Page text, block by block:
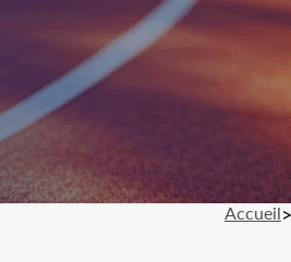
Accueil>